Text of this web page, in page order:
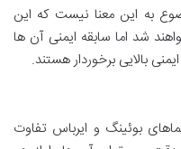
موضوع به این معنا نیست که این
شد اما سابقه ایمنی آن ها
بالایی برخوردار هستند.
بوئینگ و ایرباس تفاوت